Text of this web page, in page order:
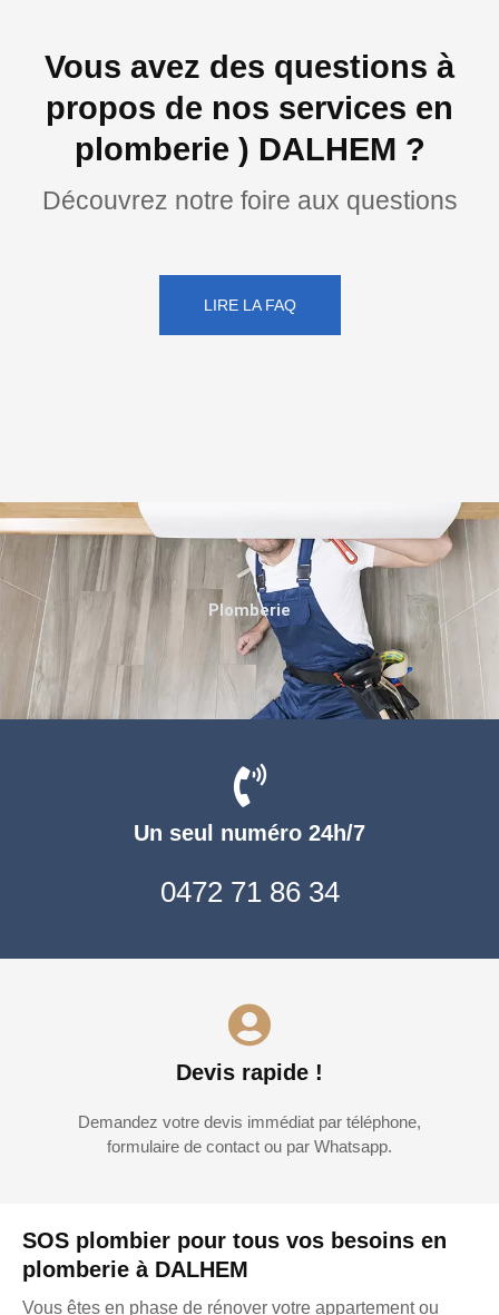
Vous avez des questions à
propos de nos services en
plomberie ) DALHEM ?
Découvrez notre foire aux questions
LIRE LA FAQ
SOS plombier pour tous vos besoins en
plomberie à DALHEM
Vous êtes en phase de rénover votre appartement ou
Un seul numéro 24h/7
0472 71 86 34
Devis rapide !
Demandez votre devis immédiat par téléphone,
formulaire de contact ou par Whatsapp.
Plomberie